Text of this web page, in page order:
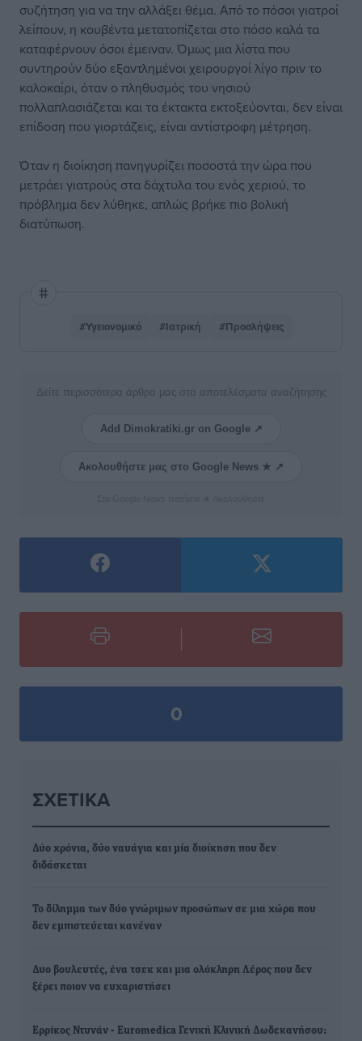
συζήτηση για να την αλλάξει θέμα. Από το πόσοι γιατροί
λείπουν, η κουβέντα μετατοπίζεται στο πόσο καλά τα
καταφέρνουν όσοι έμειναν. Όμως μια λίστα που
συντηρούν δύο εξαντλημένοι χειρουργοί λίγο πριν το
καλοκαίρι, όταν ο πληθυσμός του νησιού
πολλαπλασιάζεται και τα έκτακτα εκτοξεύονται, δεν είναι
επίδοση που γιορτάζεις, είναι αντίστροφη μέτρηση.
Όταν η διοίκηση πανηγυρίζει ποσοστά την ώρα που
μετράει γιατρούς στα δάχτυλα του ενός χεριού, το
πρόβλημα δεν λύθηκε, απλώς βρήκε πιο βολική
διατύπωση.
#Υγειονομικό #Ιατρική #Προσλήψεις
Δείτε περισσότερα άρθρα μας στα αποτελέσματα αναζήτησης
Add Dimokratiki.gr on Google ↗
Ακολουθήστε μας στο Google News ★ ↗
0
ΣΧΕΤΙΚΆ
Δύο χρόνια, δύο ναυάγια και μία διοίκηση που δεν
διδάσκεται
Το δίλημμα των δύο γνώριμων προσώπων σε μια χώρα που
δεν εμπιστεύεται κανέναν
Δυο βουλευτές, ένα τσεκ και μια ολόκληρη Λέρος που δεν
ξέρει ποιον να ευχαριστήσει
Ερρίκος Ντυνάν - Euromedica Γενική Κλινική Δωδεκανήσου: